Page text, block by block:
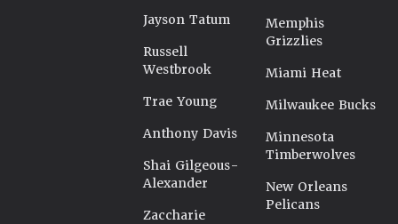
Jayson Tatum
Russell
Westbrook
Trae Young
Anthony Davis
Shai Gilgeous-
Alexander
Zaccharie
Memphis
Grizzlies
Miami Heat
Milwaukee Bucks
Minnesota
Timberwolves
New Orleans
Pelicans